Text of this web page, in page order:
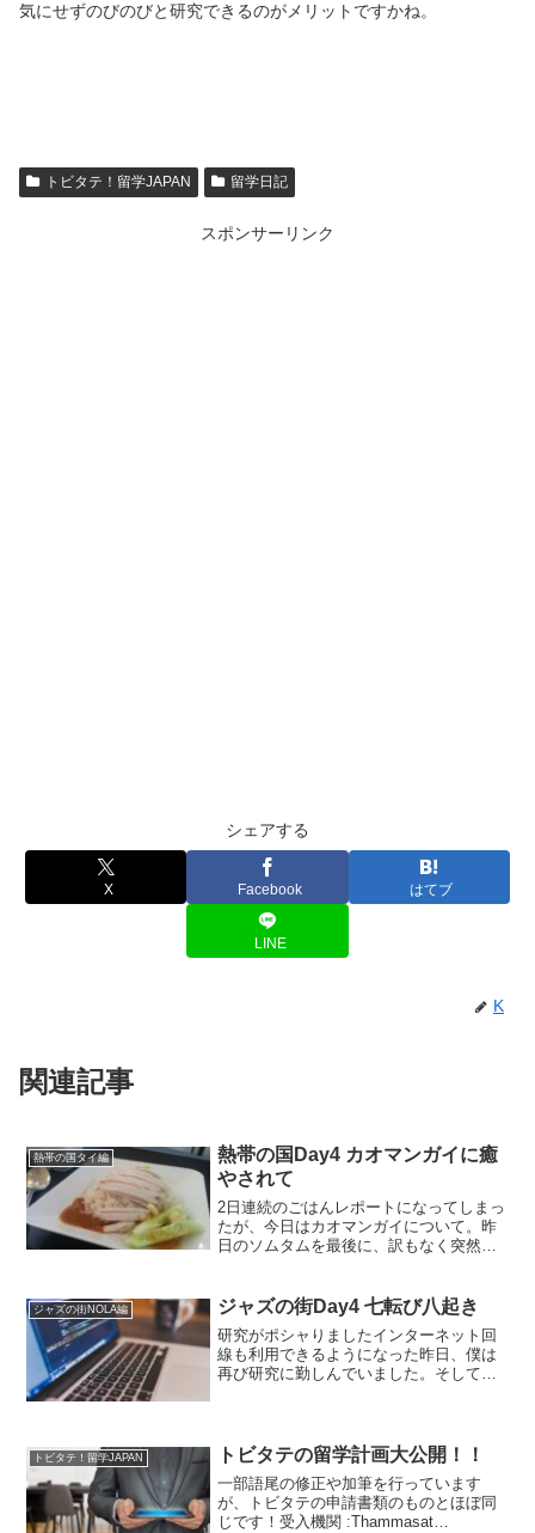
気にせずのびのびと研究できるのがメリットですかね。
トビタテ！留学JAPAN 留学日記
スポンサーリンク
シェアする
X Facebook はてブ
LINE
K
関連記事
熱帯の国タイ編
熱帯の国Day4 カオマンガイに癒
やされて
2日連続のごはんレポートになってしまっ
たが、今日はカオマンガイについて。昨
日のソムタムを最後に、訳もなく突然タ
子とナムプラー、干しエビが混ざったよ
うな香りがする。スワン...
ジャズの街NOLA編 ジャズの街Day4 七転び八起き
研究がポシャりましたインターネット回
線も利用できるようになった昨日、僕は
再び研究に勤しんでいました。そして、
で、結局研究の方向性を変え...
トビタテ！留学JAPAN トビタテの留学計画大公開！！
一部語尾の修正や加筆を行っています
が、トビタテの申請書類のものとほぼ同
じです！受入機関 :Thammasat